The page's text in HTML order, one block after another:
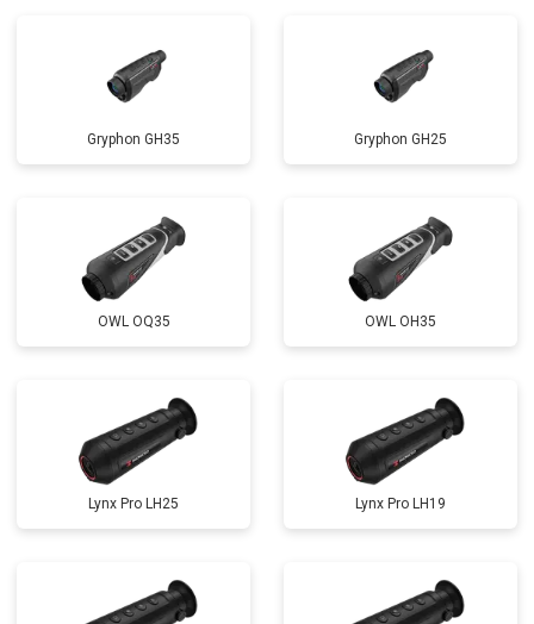
Gryphon GH35 Gryphon GH25
OWL OQ35 OWL OH35
Lynx Pro LH25 Lynx Pro LH19